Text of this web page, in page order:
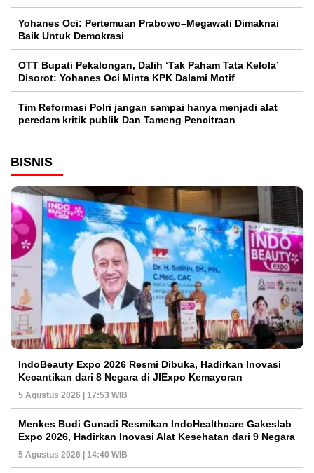
Yohanes Oci: Pertemuan Prabowo–Megawati Dimaknai
Baik Untuk Demokrasi
OTT Bupati Pekalongan, Dalih ‘Tak Paham Tata Kelola’
Disorot: Yohanes Oci Minta KPK Dalami Motif
Tim Reformasi Polri jangan sampai hanya menjadi alat
peredam kritik publik Dan Tameng Pencitraan
BISNIS
IndoBeauty Expo 2026 Resmi Dibuka, Hadirkan Inovasi
Kecantikan dari 8 Negara di JIExpo Kemayoran
5 Agustus 2026 | 17:53 WIB
Menkes Budi Gunadi Resmikan IndoHealthcare Gakeslab
Expo 2026, Hadirkan Inovasi Alat Kesehatan dari 9 Negara
5 Agustus 2026 | 14:40 WIB